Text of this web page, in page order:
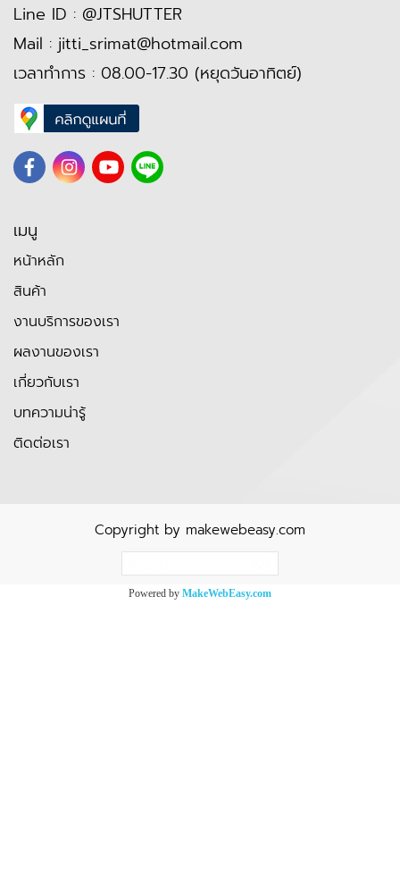
Line ID : @JTSHUTTER
Mail : jitti_srimat@hotmail.com
เวลาทำการ : 08.00-17.30 (หยุดวันอาทิตย์)
เมนู
หน้าหลัก
สินค้า
งานบริการของเรา
ผลงานของเรา
เกี่ยวกับเรา
บทความน่ารู้
ติดต่อเรา
Copyright by makewebeasy.com
Powered by MakeWebEasy.com